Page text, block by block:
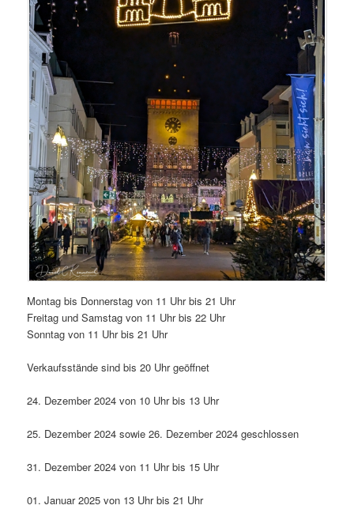
Montag bis Donnerstag von 11 Uhr bis 21 Uhr
Freitag und Samstag von 11 Uhr bis 22 Uhr
Sonntag von 11 Uhr bis 21 Uhr
Verkaufsstände sind bis 20 Uhr geöffnet
24. Dezember 2024 von 10 Uhr bis 13 Uhr
25. Dezember 2024 sowie 26. Dezember 2024 geschlossen
31. Dezember 2024 von 11 Uhr bis 15 Uhr
01. Januar 2025 von 13 Uhr bis 21 Uhr